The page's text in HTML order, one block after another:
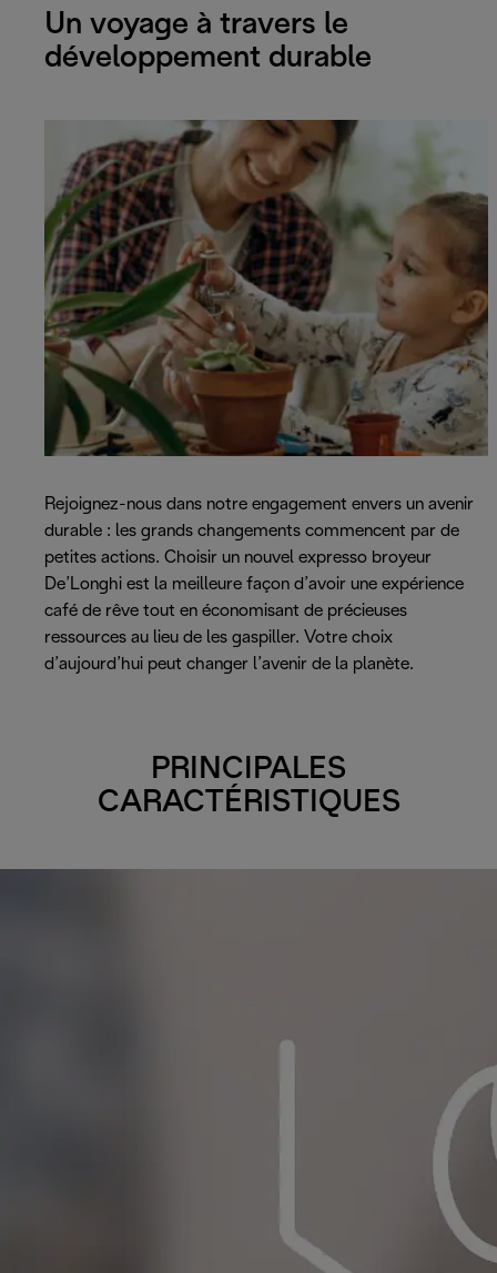
Un voyage à travers le
développement durable
Rejoignez-nous dans notre engagement envers un avenir
durable : les grands changements commencent par de
petites actions. Choisir un nouvel expresso broyeur
De’Longhi est la meilleure façon d’avoir une expérience
café de rêve tout en économisant de précieuses
ressources au lieu de les gaspiller. Votre choix
d’aujourd’hui peut changer l’avenir de la planète.
PRINCIPALES
CARACTÉRISTIQUES